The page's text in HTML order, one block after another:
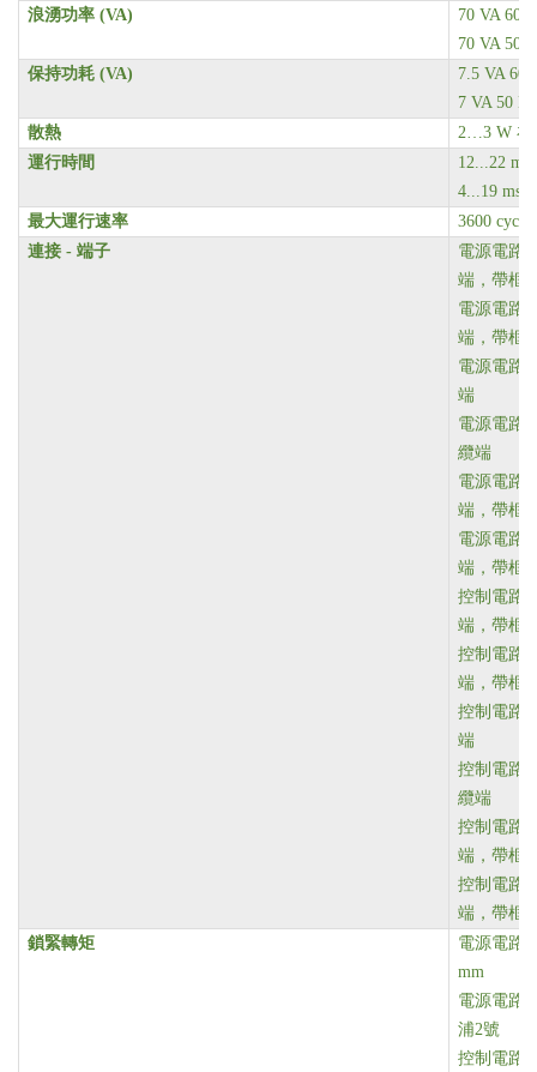
浪湧功率 (VA)
70 VA 60
70 VA 50
保持功耗 (VA)
7.5 VA 60
7 VA 50
散熱
2…3 W 在
運行時間
12...22 ms
4...19 ms
最大運行速率
3600 cyc/h
連接 - 端子
電源電路
端，帶框
電源電路
端，帶框
電源電路
端
電源電路
纜端
電源電路
端，帶框
電源電路
端，帶框
控制電路
端，帶框
控制電路
端，帶框
控制電路
端
控制電路
纜端
控制電路
端，帶框
控制電路
端，帶框
鎖緊轉矩
電源電路
mm
電源電路
浦2號
控制電路